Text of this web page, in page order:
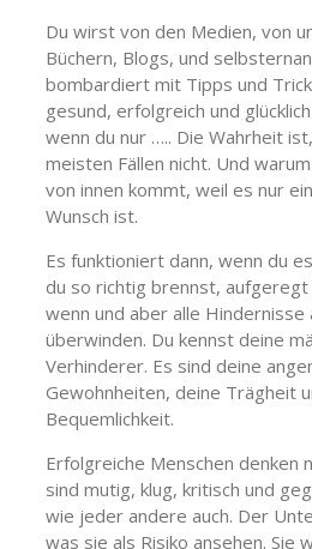
Du wirst von den Medien, von
Büchern, Blogs, und
bombardiert mit Tipps und
gesund, erfolgreich und
wenn du nur ….. Die Wahrheit
meisten Fällen nicht. Und
von innen kommt, weil es nur
Wunsch ist.
Es funktioniert dann, wenn du
du so richtig brennst,
wenn und aber alle Hindernisse
überwinden. Du kennst deine
Verhinderer. Es sind deine
Gewohnheiten, deine Trägheit
Bequemlichkeit.
Erfolgreiche Menschen denken
sind mutig, klug, kritisch und
wie jeder andere auch. Der
was sie als Risiko ansehen. Sie